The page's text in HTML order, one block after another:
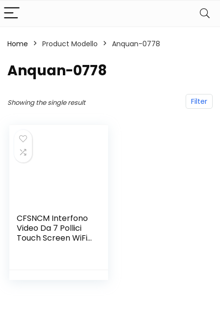
Home Product Modello ‎Anquan-0778
‎Anquan-0778
Filter
Showing the single result
CFSNCM Interfono
Video Da 7 Pollici
Touch Screen WiFi